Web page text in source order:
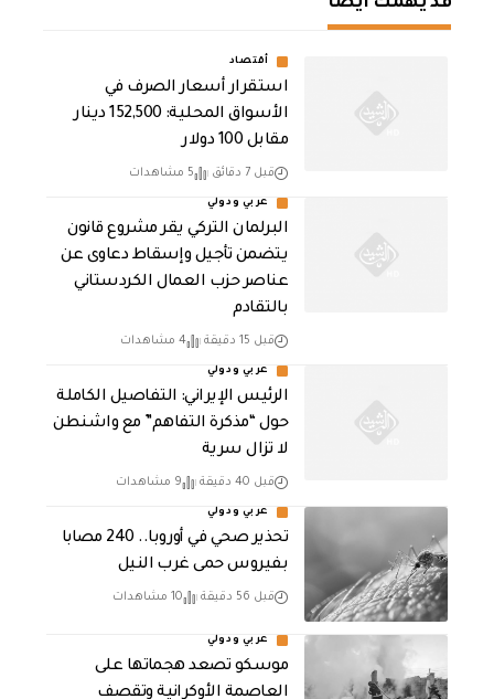
أقتصاد
استقرار أسعار الصرف في
الأسواق المحلية: 152,500 دينار
مقابل 100 دولار
قبل 7 دقائق 5 مشاهدات
عربي ودولي
البرلمان التركي يقر مشروع قانون
يتضمن تأجيل وإسقاط دعاوى عن
عناصر حزب العمال الكردستاني
بالتقادم
قبل 15 دقيقة 4 مشاهدات
عربي ودولي
الرئيس الإيراني: التفاصيل الكاملة
حول “مذكرة التفاهم” مع واشنطن
لا تزال سرية
قبل 40 دقيقة 9 مشاهدات
عربي ودولي
تحذير صحي في أوروبا.. 240 مصابا
بفيروس حمى غرب النيل
قبل 56 دقيقة 10 مشاهدات
عربي ودولي
موسكو تصعد هجماتها على
العاصمة الأوكرانية وتقصف